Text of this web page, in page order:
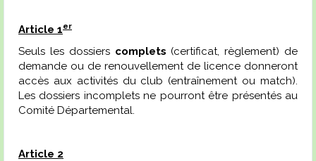
Article 1er
Seuls les dossiers complets (certificat, règlement) de
demande ou de renouvellement de licence donneront
accès aux activités du club (entraînement ou match).
Les dossiers incomplets ne pourront être présentés au
Comité Départemental.
Article 2